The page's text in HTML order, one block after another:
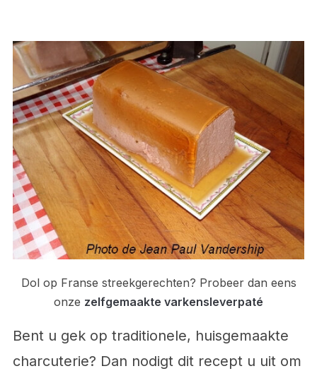
Dol op Franse streekgerechten? Probeer dan eens
onze zelfgemaakte varkensleverpaté
Bent u gek op traditionele, huisgemaakte
charcuterie? Dan nodigt dit recept u uit om